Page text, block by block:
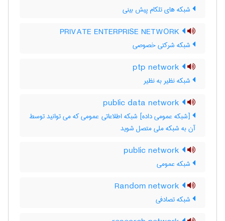
شبکه های تلکام پیش بینی
شبکه شرکتی خصوصی
شبکه نظیر به نظیر
[شبکه عمومی داده] شبکه اطلاعاتی عمومی که می توانید توسط
آن به شبکه ملی متصل شوید
شبکه عمومی
شبکه تصادفی